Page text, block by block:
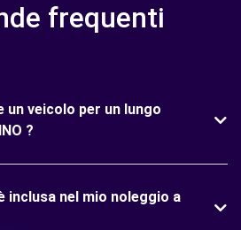
frequenti
un veicolo per un lungo
?
inclusa nel mio noleggio a